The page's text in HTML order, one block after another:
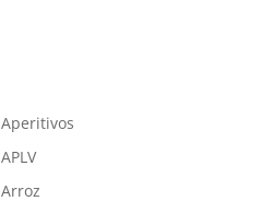
Aperitivos
APLV
Arroz